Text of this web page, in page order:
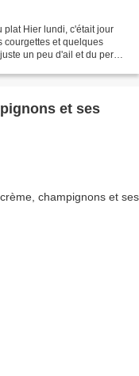
plat Hier lundi, c'était jour
courgettes et quelques
un peu d'ail et du persil,
et ses